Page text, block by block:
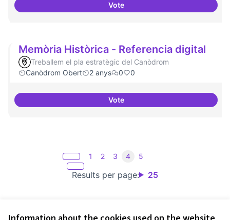
VoteArxiu digital al Canòdrom
Memòria Històrica - Referencia digital
Treballem el pla estratègic del Canòdrom
Canòdrom Obert
2 anys 0 0
VoteMemòria Històrica - Referencia
Results per page: 25
1 2 3 4 5